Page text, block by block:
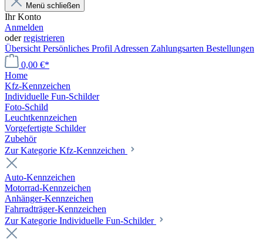
Menü schließen
Ihr Konto
Anmelden
oderregistrieren
Übersicht Persönliches Profil Adressen Zahlungsarten Bestellungen
0,00 €*
Home
Kfz-Kennzeichen
Individuelle Fun-Schilder
Foto-Schild
Leuchtkennzeichen
Vorgefertigte Schilder
Zubehör
Zur Kategorie Kfz-Kennzeichen
Auto-Kennzeichen
Motorrad-Kennzeichen
Anhänger-Kennzeichen
Fahrradträger-Kennzeichen
Zur Kategorie Individuelle Fun-Schilder